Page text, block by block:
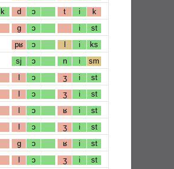
k d ɔ t i k
g ɔ i st
pʁ ɔ l i ks
sj ɔ n i sm
l ɔ ʒ i st
l ɔ ʒ i st
l ɔ ʁ i st
l ɔ ʒ i st
g ɔ ʁ i st
l ɔ ʒ i st